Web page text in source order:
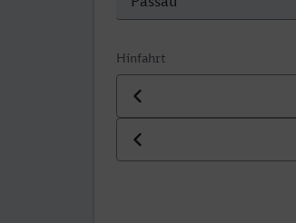
Hinfahrt
Datum der Hinfahrt
Uhrzeit der Hinfahrt